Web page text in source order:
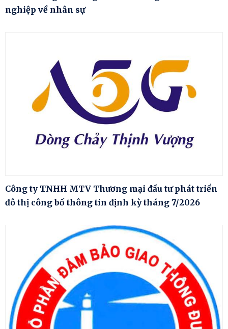
nghiệp về nhân sự
Công ty TNHH MTV Thương mại đầu tư phát triển
đô thị công bố thông tin định kỳ tháng 7/2026